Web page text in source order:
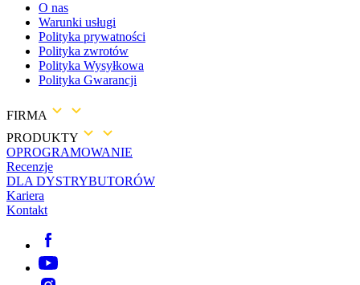
O nas
Warunki usługi
Polityka prywatności
Polityka zwrotów
Polityka Wysyłkowa
Polityka Gwarancji
FIRMA
PRODUKTY
OPROGRAMOWANIE
Recenzje
DLA DYSTRYBUTORÓW
Kariera
Kontakt